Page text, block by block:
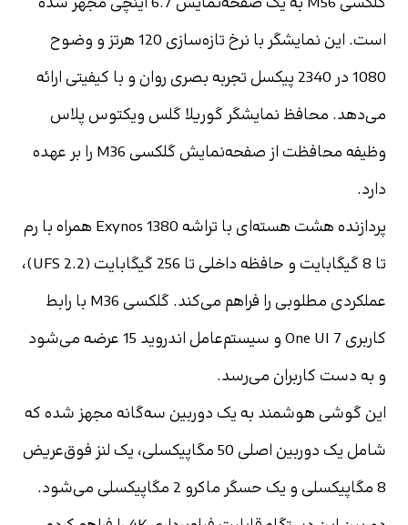
دارد.
و به دست کاربران می‌رسد.